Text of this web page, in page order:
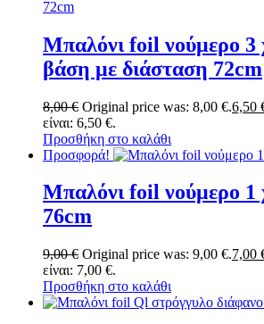
Μπαλόνι foil νούμερο 3
βάση με διάσταση 72cm
8,00€ Original price was: 8,00 €.6,50
είναι: 6,50 €.
Προσθήκη στο καλάθι
Προσφορά!
Μπαλόνι foil νούμερο 1
76cm
9,00€ Original price was: 9,00 €.7,00
είναι: 7,00 €.
Προσθήκη στο καλάθι